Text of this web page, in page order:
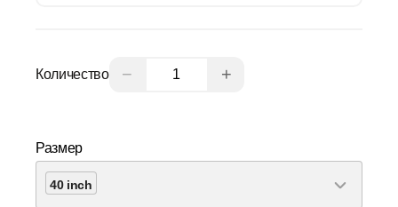
Количество − +
Размер
40 inch